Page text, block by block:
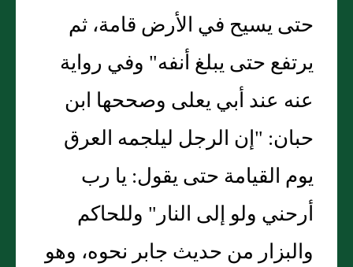
حتى يسيح في الأرض قامة، ثم
يرتفع حتى يبلغ أنفه" وفي رواية
عنه عند أبي يعلى وصححها ابن
حبان: "إن الرجل ليلجمه العرق
يوم القيامة حتى يقول: يا رب
أرحني ولو إلى النار" وللحاكم
والبزار من حديث جابر نحوه، وهو